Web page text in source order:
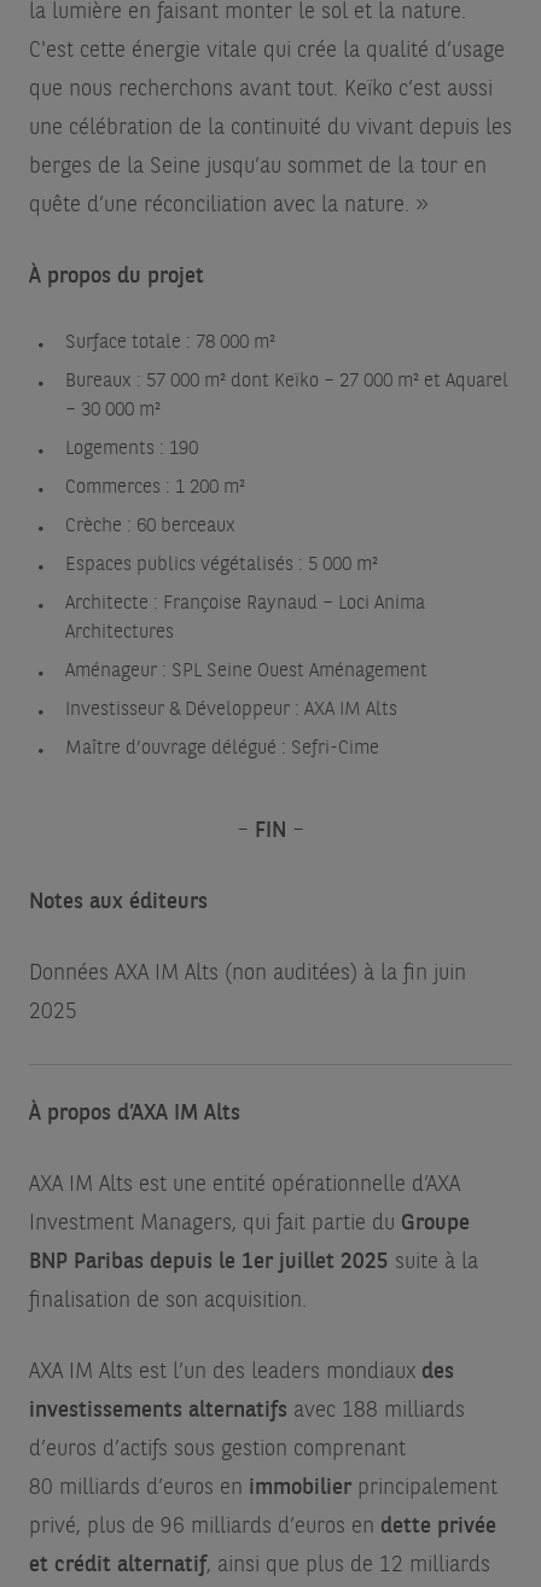
la lumière en faisant monter le sol et la nature.
C'est cette énergie vitale qui crée la qualité d’usage
que nous recherchons avant tout. Keïko c’est aussi
une célébration de la continuité du vivant depuis les
berges de la Seine jusqu’au sommet de la tour en
quête d’une réconciliation avec la nature. »
À propos du projet
Surface totale : 78 000 m²
Bureaux : 57 000 m² dont Keïko – 27 000 m² et Aquarel
– 30 000 m²
Logements : 190
Commerces : 1 200 m²
Crèche : 60 berceaux
Espaces publics végétalisés : 5 000 m²
Architecte : Françoise Raynaud – Loci Anima
Architectures
Aménageur : SPL Seine Ouest Aménagement
Investisseur & Développeur : AXA IM Alts
Maître d’ouvrage délégué : Sefri-Cime
– FIN –
Notes aux éditeurs
Données AXA IM Alts (non auditées) à la fin juin
2025
À propos d’AXA IM Alts
AXA IM Alts est une entité opérationnelle d’AXA
Investment Managers, qui fait partie du Groupe
BNP Paribas depuis le 1er juillet 2025 suite à la
finalisation de son acquisition.
AXA IM Alts est l’un des leaders mondiauxdes
investissements alternatifs avec 188 milliards
d’euros d’actifs sous gestion comprenant
80 milliards d’euros en immobilierprincipalement
privé, plus de 96 milliards d’euros en dette privée
et crédit alternatif, ainsi que plus de 12 milliards